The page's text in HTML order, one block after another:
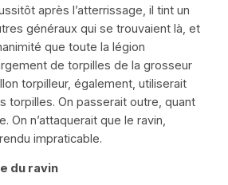
après l’atterrissage, il tint un
généraux qui se trouvaient là, et
que toute la légion
de torpilles de la grosseur
torpilleur, également, utiliserait
torpilles. On passerait outre, quant
On n’attaquerait que le ravin,
impraticable.
du ravin